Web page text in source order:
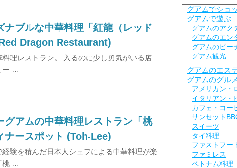
ナブルな中華料理「紅龍（レッド
Dragon Restaurant)
料理レストラン。 入るのに少し勇気がいる店
ー …
グアムの中華料理レストラン「桃
ナースポット (Toh-Lee)
経験を積んだ日本人シェフによる中華料理が楽
桃 …
グアムでショ
グアムで遊ぶ
グアムのアク
グアムのエン
グアムのビー
グアム観光
グアムのエス
グアムのグルメ
アメリカン・
イタリアン・
カフェ・コー
サンセット
スイーツ
タイ料理
ファストフー
ファミレス
ベトナム料理